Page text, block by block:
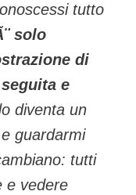
tutto
solo
di
e
diventa un
guardarmi
tutti
e vedere